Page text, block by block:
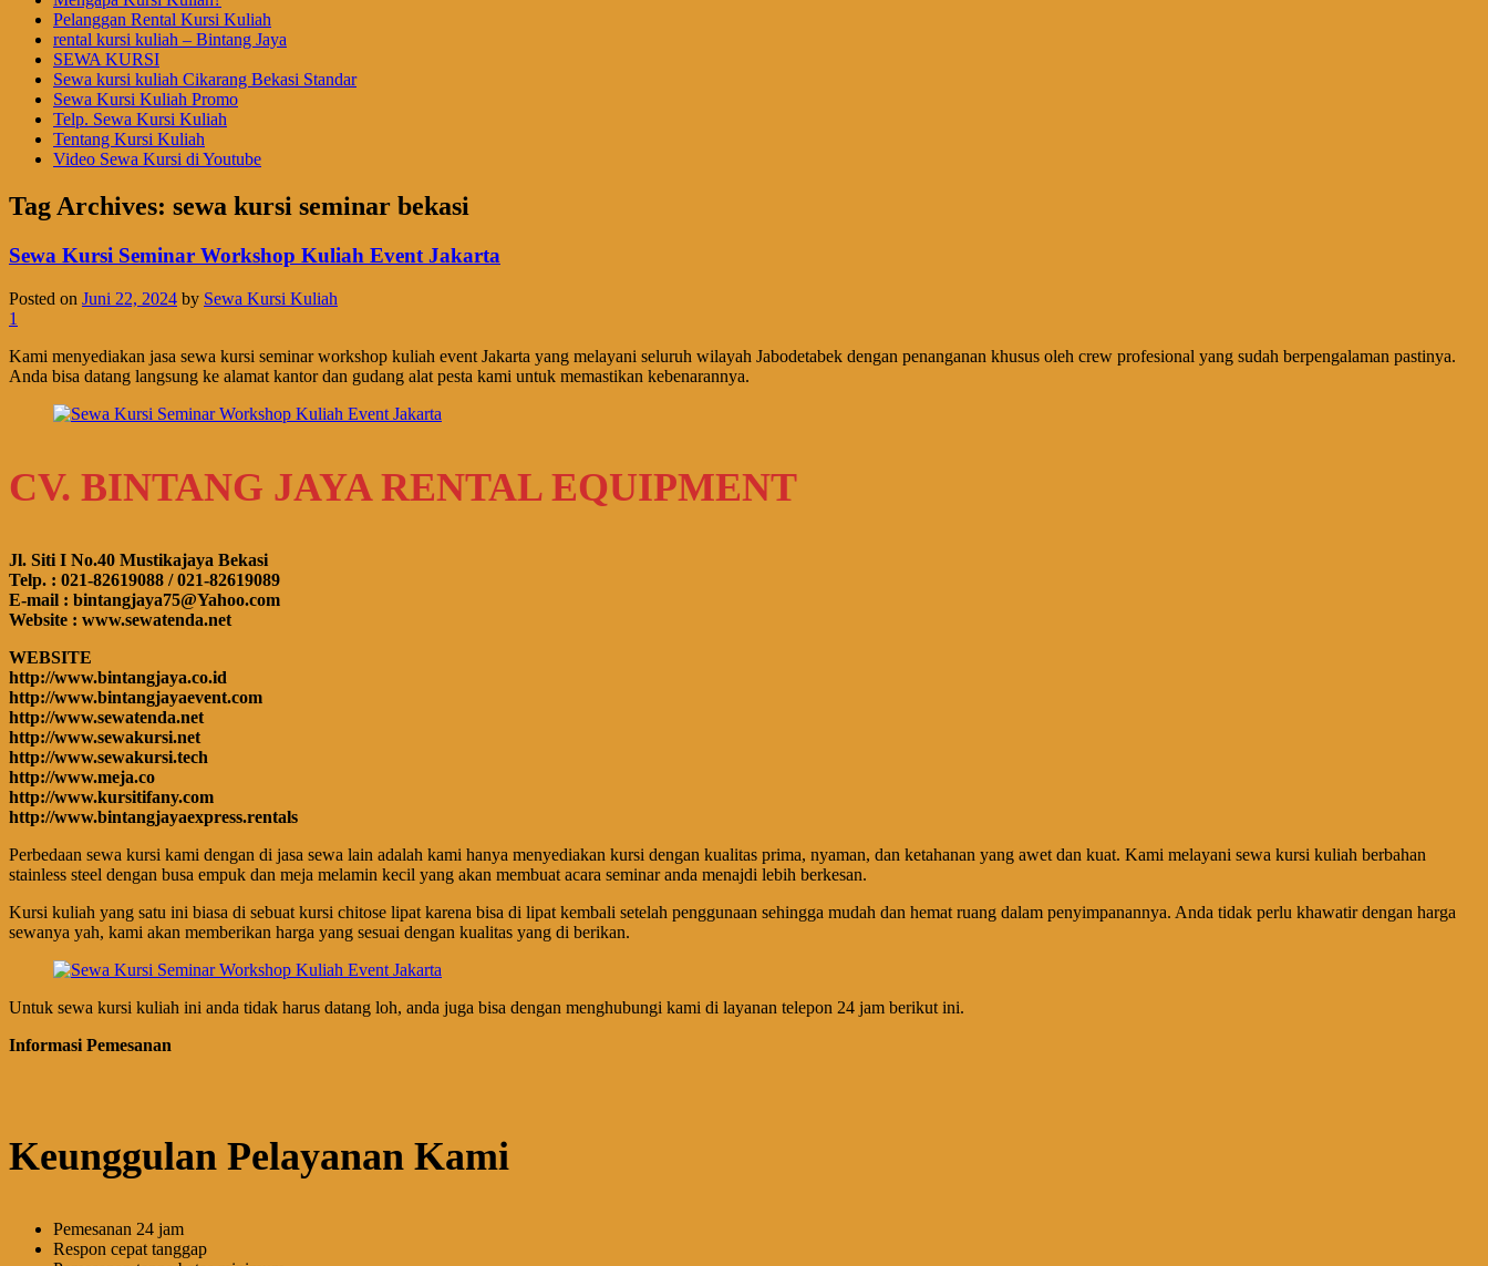
Pelanggan Rental Kursi Kuliah
rental kursi kuliah – Bintang Jaya
SEWA KURSI
Sewa kursi kuliah Cikarang Bekasi Standar
Sewa Kursi Kuliah Promo
Telp. Sewa Kursi Kuliah
Tentang Kursi Kuliah
Video Sewa Kursi di Youtube
Tag Archives: sewa kursi seminar bekasi
Sewa Kursi Seminar Workshop Kuliah Event Jakarta
Posted on Juni 22, 2024 by Sewa Kursi Kuliah
1
Kami menyediakan jasa sewa kursi seminar workshop kuliah event Jakarta yang melayani seluruh wilayah Jabodetabek dengan penanganan khusus oleh crew profesional yang sudah berpengalaman pastinya.
Anda bisa datang langsung ke alamat kantor dan gudang alat pesta kami untuk memastikan kebenarannya.
CV. BINTANG JAYA RENTAL EQUIPMENT
Jl. Siti I No.40 Mustikajaya Bekasi
Telp. : 021-82619088 / 021-82619089
E-mail : bintangjaya75@Yahoo.com
Website : www.sewatenda.net
WEBSITE
http://www.bintangjaya.co.id
http://www.bintangjayaevent.com
http://www.sewatenda.net
http://www.sewakursi.net
http://www.sewakursi.tech
http://www.meja.co
http://www.kursitifany.com
http://www.bintangjayaexpress.rentals
Perbedaan sewa kursi kami dengan di jasa sewa lain adalah kami hanya menyediakan kursi dengan kualitas prima, nyaman, dan ketahanan yang awet dan kuat. Kami melayani sewa kursi kuliah berbahan
stainless steel dengan busa empuk dan meja melamin kecil yang akan membuat acara seminar anda menajdi lebih berkesan.
Kursi kuliah yang satu ini biasa di sebuat kursi chitose lipat karena bisa di lipat kembali setelah penggunaan sehingga mudah dan hemat ruang dalam penyimpanannya. Anda tidak perlu khawatir dengan harga
sewanya yah, kami akan memberikan harga yang sesuai dengan kualitas yang di berikan.
Untuk sewa kursi kuliah ini anda tidak harus datang loh, anda juga bisa dengan menghubungi kami di layanan telepon 24 jam berikut ini.
Informasi Pemesanan
Keunggulan Pelayanan Kami
Pemesanan 24 jam
Respon cepat tanggap